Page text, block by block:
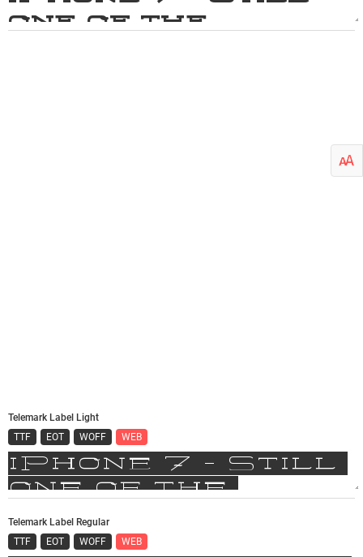
Telemark Label Light
TTF
EOT WOFF WEB
Telemark Label Regular
TTF
EOT WOFF WEB